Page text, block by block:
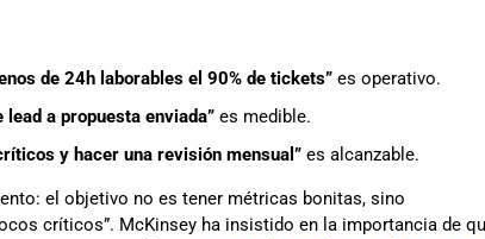
de 24h laborables el 90% de tickets” es operativo.
a propuesta enviada” es medible.
y hacer una revisión mensual” es alcanzable.
el objetivo no es tener métricas bonitas, sino
críticos”. McKinsey ha insistido en la importancia de